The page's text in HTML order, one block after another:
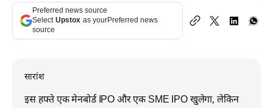
Preferred news source
Select Upstox as yourPreferred news
source
सारांश
इस हफ्ते एक मेनबोर्ड IPO और एक SME IPO खुलेगा, लेकिन